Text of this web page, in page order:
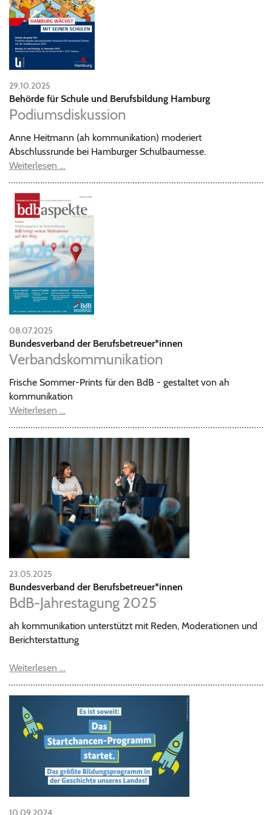
29.10.2025
Behörde für Schule und Berufsbildung Hamburg
Podiumsdiskussion
Anne Heitmann (ah kommunikation) moderiert
Abschlussrunde bei Hamburger Schulbaumesse.
Weiterlesen …
08.07.2025
Bundesverband der Berufsbetreuer*innen
Verbandskommunikation
Frische Sommer-Prints für den BdB - gestaltet von ah
kommunikation
Weiterlesen …
23.05.2025
Bundesverband der Berufsbetreuer*innen
BdB-Jahrestagung 2025
ah kommunikation unterstützt mit Reden, Moderationen und
Berichterstattung
Weiterlesen …
10.09.2024